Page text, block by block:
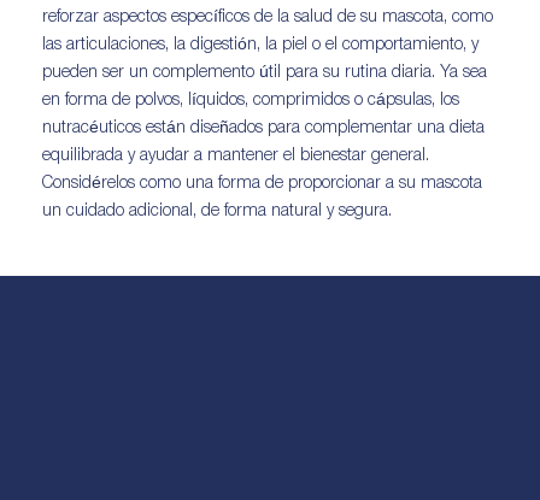
reforzar aspectos específicos de la salud de su mascota, como
las articulaciones, la digestión, la piel o el comportamiento, y
pueden ser un complemento útil para su rutina diaria. Ya sea
en forma de polvos, líquidos, comprimidos o cápsulas, los
nutracéuticos están diseñados para complementar una dieta
equilibrada y ayudar a mantener el bienestar general.
Considérelos como una forma de proporcionar a su mascota
un cuidado adicional, de forma natural y segura.